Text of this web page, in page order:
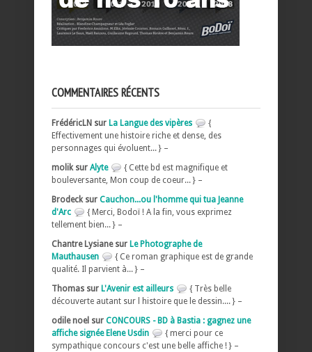
COMMENTAIRES RÉCENTS
FrédéricLN sur La Langue des vipères
{
Effectivement une histoire riche et dense, des
personnages qui évoluent... } –
molik sur Alyte
{ Cette bd est magnifique et
bouleversante, Mon coup de coeur... } –
Brodeck sur Cauchon...ou l'homme qui tua Jeanne
d'Arc
{ Merci, Bodoï ! A la fin, vous exprimez
tellement bien... } –
Chantre Lysiane sur Le Photographe de
Mauthausen
{ Ce roman graphique est de grande
qualité. Il parvient à... } –
Thomas sur L'Avenir est ailleurs
{ Très belle
découverte autant sur l histoire que le dessin.... } –
odile noel sur CONCOURS - BD à Bastia : gagnez une
affiche signée Elene Usdin
{ merci pour ce
sympathique concours c'est une belle affiche ! } –